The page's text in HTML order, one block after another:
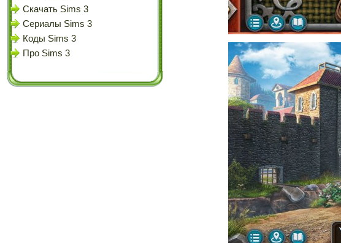
Скачать Sims 3
Сериалы Sims 3
Коды Sims 3
Про Sims 3